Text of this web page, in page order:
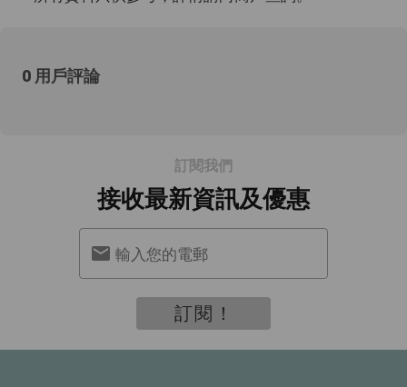
0 用戶評論
訂閱我們
接收最新資訊及優惠
輸入您的電郵
訂閱！